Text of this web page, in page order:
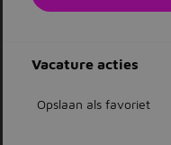
Vacature acties
Opslaan als favoriet